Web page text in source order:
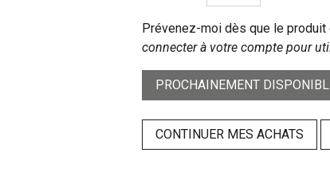
Prévenez-moi dès que le
connecter à votre compte pour
PROCHAINEMENT
CONTINUER MES ACHATS